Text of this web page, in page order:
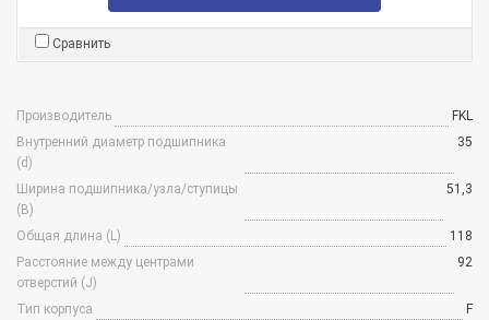
Сравнить
Производитель
FKL
Внутренний диаметр подшипника
(d)
35
Ширина подшипника/узла/ступицы
(B)
51,3
Общая длина (L)
118
Расстояние между центрами
отверстий (J)
92
Тип корпуса
F